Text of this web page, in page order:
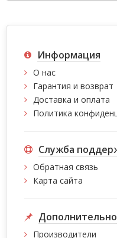
Информация
О нас
Гарантия и возврат
Доставка и оплата
Политика
Служба
Обратная связь
Карта сайта
Дополнительно
Производители